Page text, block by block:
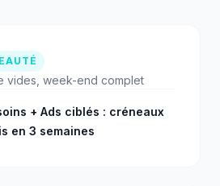
vides, week-end complet
+ Ads ciblés : créneaux
en 3 semaines